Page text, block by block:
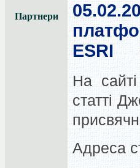
Партнери
ESRI
На
статті
Адреса